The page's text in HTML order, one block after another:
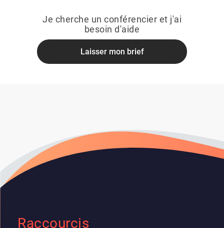
Je cherche un conférencier et j'ai
besoin d'aide
Laisser mon brief
Raccourcis